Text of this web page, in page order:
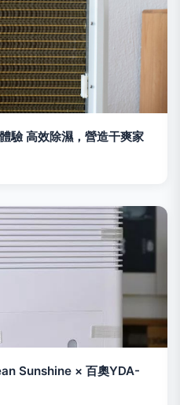
驗 高效除濕，營造干爽家
Sunshine × 百奧YDA-